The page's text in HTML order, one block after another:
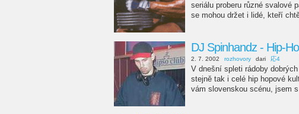
seriálu proberu různé svalové
se mohou držet i lidé, kteří
DJ Spinhandz - Hip-
2. 7. 2002 rozhovory dari 応4
V dnešní spleti rádoby
stejně tak i celé hip hopové
vám slovenskou scénu, jsem